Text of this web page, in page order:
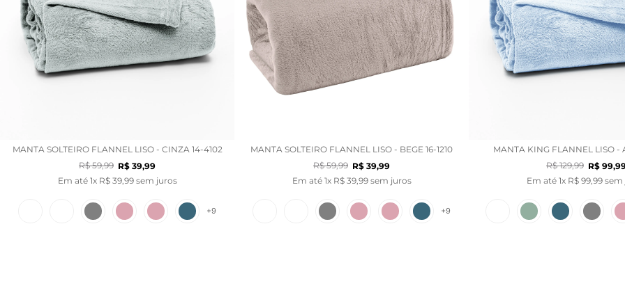
MANTA SOLTEIRO FLANNEL LISO - CINZA 14-4102
R$ 59,99 R$ 39,99
Em até 1x R$ 39, 99sem juros
+9
MANTA SOLTEIRO FLANNEL LISO - BEGE 16-1210
R$ 59,99 R$ 39,99
Em até 1x R$ 39, 99sem juros
+9
MANTA KING FLANNEL LISO -
R$ 129,99 R$ 99,
Em até 1x R$ 99, 99sem